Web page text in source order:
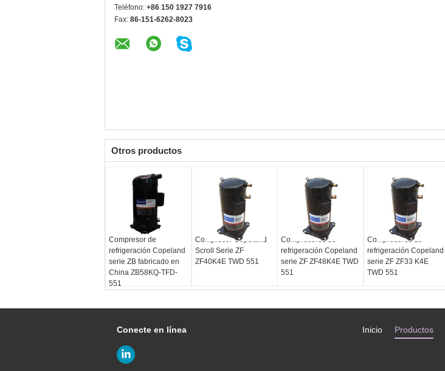
Teléfono: +86 150 1927 7916
Fax: 86-151-6262-8023
Otros productos
Compresor de
refrigeración Copeland
serie ZB fabricado en
China ZB58KQ-TFD-
551
Compresor Copeland
Scroll Serie ZF
ZF40K4E TWD 551
Compresores de
refrigeración Copeland
serie ZF ZF48K4E TWD
551
Compresores de
refrigeración Copeland
serie ZF ZF33 K4E
TWD 551
Conecte en línea Productos
Inicio